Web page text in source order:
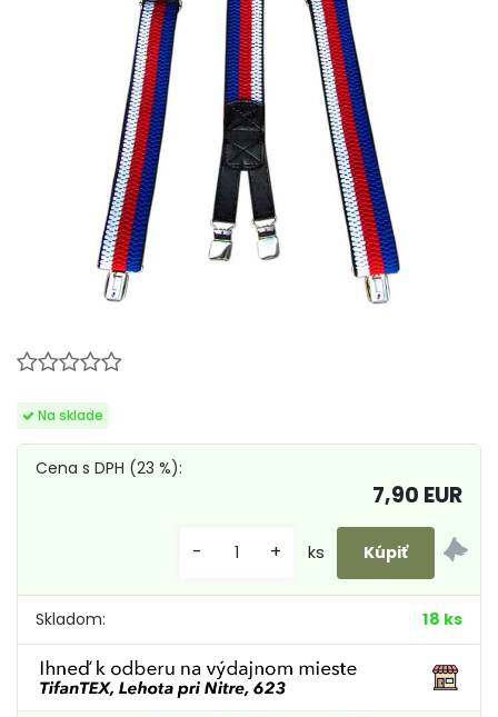
Skladom: 18 ks
Cena s DPH (23 %):
7,90 EUR
- + ks